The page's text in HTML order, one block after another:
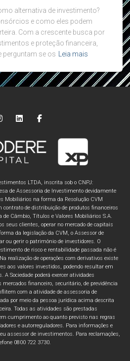
alternativa de investimento?
e como eles podem
Com a crescente busca por
e proteção financeira,
perguntam se os
Leia mais
LTDA, inscrita sob o CNPJ:
de Assessoria de Investimento devidamente
Mobiliários na forma da Resolução CVM
contrato de distribuição de produtos financeiros
Câmbio, Títulos e Valores Mobiliários S.A.
seus clientes, operar no mercado de capitais
da legislação da CVM, o Assessor de
ou gerir o patrimônio de investidores. O
de risco e rentabilidade passada não é
realização de operações com derivativos existe
aos valores investidos, podendo resultar em
Sociedade poderá exercer atividades
financeiro, securitário, de previdência
com a atividade de assessoria de
por meio da pessoa jurídica acima descrita
Todas as atividades são prestadas
cumprimento ao quanto previsto nas regras
e autorreguladores. Para informações e
assessor de investimentos. Para reclamações,
0800 722 3730.